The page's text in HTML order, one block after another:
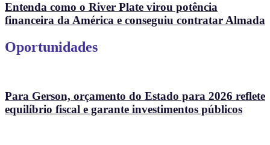
Entenda como o River Plate virou potência
financeira da América e conseguiu contratar Almada
Oportunidades
Para Gerson, orçamento do Estado para 2026 reflete
equilíbrio fiscal e garante investimentos públicos